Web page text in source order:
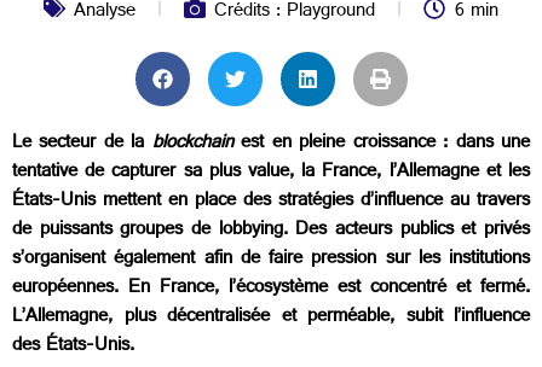
Analyse
Crédits : Playground 6 min
Le secteur de la blockchainest en pleine croissance : dans une
tentative de capturer sa plus value, la France, l’Allemagne et les
États-Unis mettent en place des stratégies d’influence au travers
de puissants groupes de lobbying. Des acteurs publics et privés
s’organisent également afin de faire pression sur les institutions
européennes. En France, l’écosystème est concentré et fermé.
L’Allemagne, plus décentralisée et perméable, subit l’influence
des États-Unis.